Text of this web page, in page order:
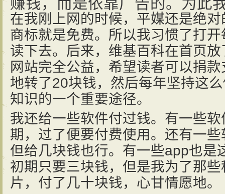
在我刚上网的时候，平媒还是绝
商标就是免费。所以我习惯了打
读下去。后来，维基百科在首页
网站完全公益，希望读者可以捐
地转了20块钱，然后每年坚持这
知识的一个重要途径。
我还给一些软件付过钱。有一些
期，过了便要付费使用。还有一
但给几块钱也行。有一些app也是
初期只要三块钱，但是我为了那
片，付了几十块钱，心甘情愿地。